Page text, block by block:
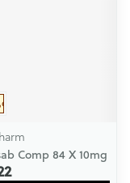
Op voorschrift
Comp 84 X 10mg